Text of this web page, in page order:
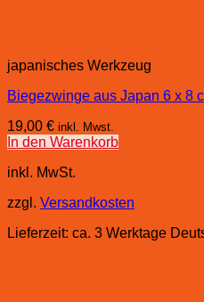
japanisches Werkzeug
Biegezwinge aus Japan 6 x 8
19,00 € inkl. Mwst.
In den Warenkorb
inkl. MwSt.
zzgl. Versandkosten
Lieferzeit: ca. 3 Werktage